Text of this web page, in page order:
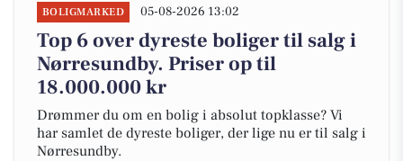
BOLIGMARKED 05-08-2026 13:02
Top 6 over dyreste boliger til salg i
Nørresundby. Priser op til
18.000.000 kr
Drømmer du om en bolig i absolut topklasse? Vi
har samlet de dyreste boliger, der lige nu er til salg i
Nørresundby.